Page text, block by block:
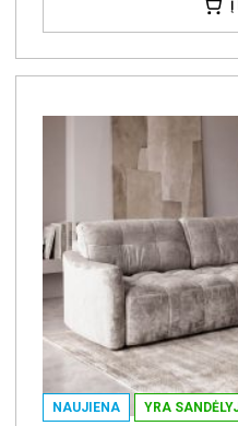
Į
NAUJIENA YRA